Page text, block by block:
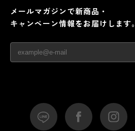
メールマガジンで新商品・
キャンペーン情報をお届けします。